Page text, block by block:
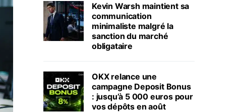
Kevin Warsh maintient sa
communication
minimaliste malgré la
sanction du marché
obligataire
OKX relance une
campagne Deposit Bonus
: jusqu’à 5 000 euros pour
vos dépôts en août